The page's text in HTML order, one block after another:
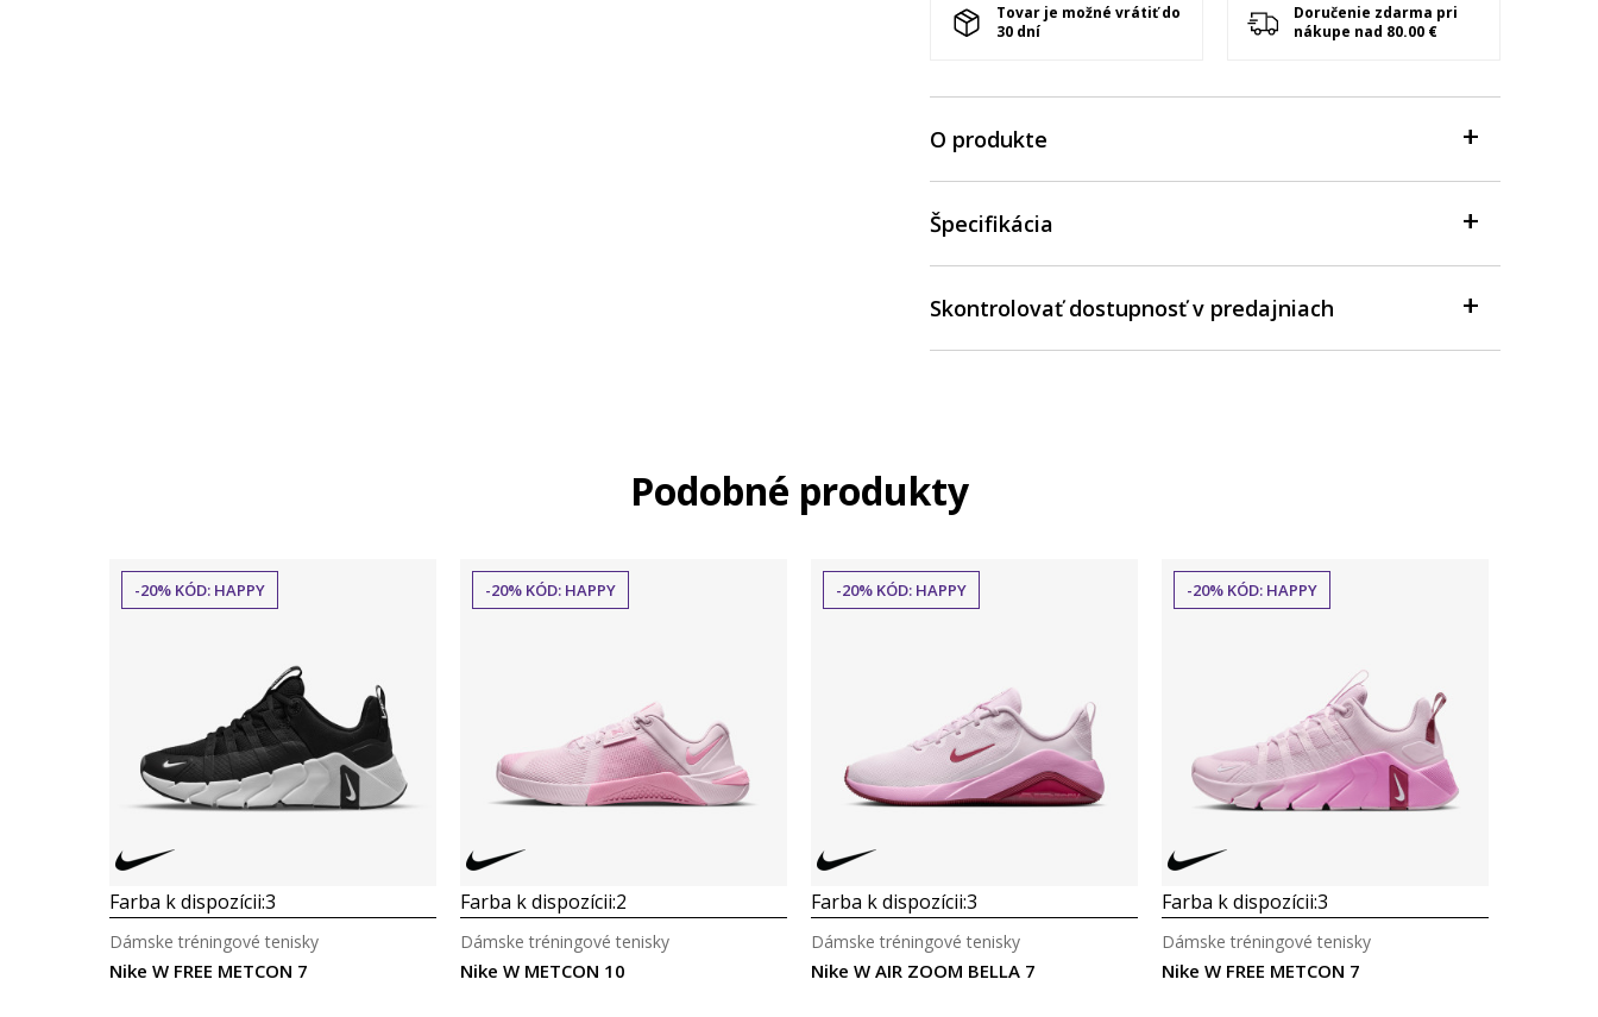
Tovar je možné vrátiť do
30 dní
Doručenie zdarma pri
nákupe nad 80.00 €
O produkte
Špecifikácia
Skontrolovať dostupnosť v predajniach
Podobné produkty
-20% KÓD: HAPPY
Farba k dispozícii:3
Nike W FREE METCON 7
Dámske tréningové tenisky
-20% KÓD: HAPPY
Farba k dispozícii:2
Nike W METCON 10
Dámske tréningové tenisky
-20% KÓD: HAPPY
Farba k dispozícii:3
Nike W AIR ZOOM BELLA 7
Dámske tréningové tenisky
-20% KÓD: HAPPY
Farba k dispozícii:3
Nike W FREE METCON 7
Dámske tréningové tenisky